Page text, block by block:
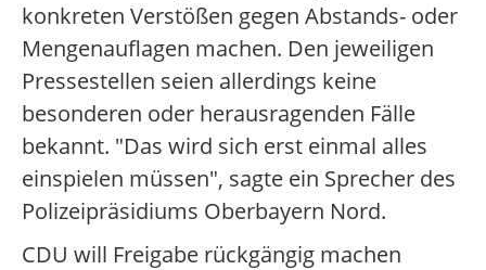
konkreten Verstößen gegen Abstands- oder
Mengenauflagen machen. Den jeweiligen
Pressestellen seien allerdings keine
besonderen oder herausragenden Fälle
bekannt. "Das wird sich erst einmal alles
einspielen müssen", sagte ein Sprecher des
Polizeipräsidiums Oberbayern Nord.
CDU will Freigabe rückgängig machen